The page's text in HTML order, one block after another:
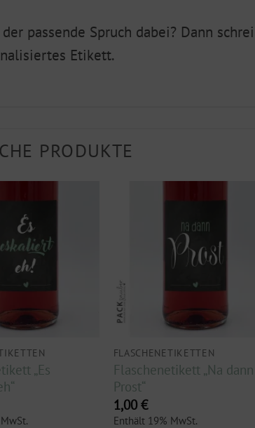
passende Spruch dabei? Dann
Etikett.
PRODUKTE
„Es
FLASCHENETIKETTEN
Flaschenetikett „Na dann
Prost“
1,00 €
Enthält 19% MwSt.